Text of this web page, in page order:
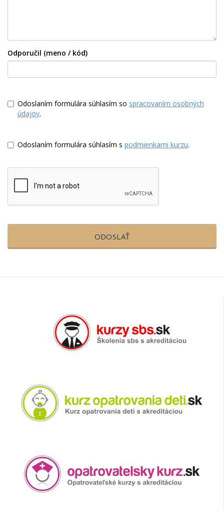
Odporučil (meno / kód)
Odoslaním formulára súhlasím so spracovaním osobných
údajov.
Odoslaním formulára súhlasím s podmienkami kurzu.
ODOSLAŤ